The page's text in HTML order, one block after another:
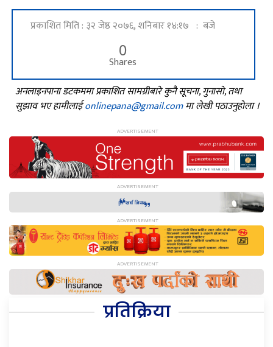
प्रकाशित मिति : ३२ जेष्ठ २०७६, शनिबार १४:१७ : बजे
0
Shares
अनलाइनपाना डटकममा प्रकाशित सामग्रीबारे कुनै सूचना, गुनासो, तथा
सुझाव भए हामीलाईonlinepana@gmail.comमा लेखी पठाउनुहोला ।
प्रतिक्रिया